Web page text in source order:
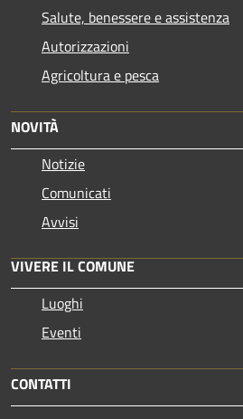
Salute, benessere e assistenza
Autorizzazioni
Agricoltura e pesca
NOVITÀ
Notizie
Comunicati
Avvisi
VIVERE IL COMUNE
Luoghi
Eventi
CONTATTI